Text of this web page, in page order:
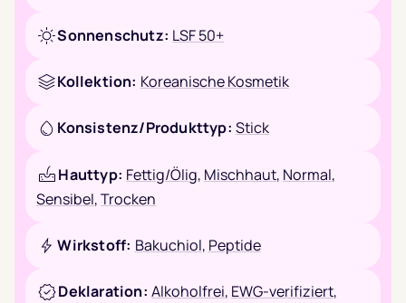
Sonnenschutz: LSF 50+
Kollektion: Koreanische Kosmetik
Konsistenz/Produkttyp: Stick
Hauttyp: Fettig/Ölig, Mischhaut, Normal,
Sensibel,Trocken
Wirkstoff: Bakuchiol, Peptide
Deklaration: Alkoholfrei, EWG-verifiziert,